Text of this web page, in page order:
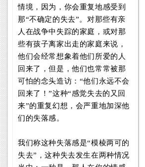
情境，因为，你会重复地感受到
那“不确定的失去”。对那些有亲
人在战争中失踪的家庭，或对那
些有孩子离家出走的家庭来说，
他们会经常想象着他们所爱的人
回来了，但是，他们也常常被那
可怕的念头造访：“他们永远不会
回来了！”这种“感觉失去的又回
来”的重复幻想，会严重地加深他
们的失落感。
我们称这种失落感是“模棱两可的
失去”，这种失去发生在两种情况